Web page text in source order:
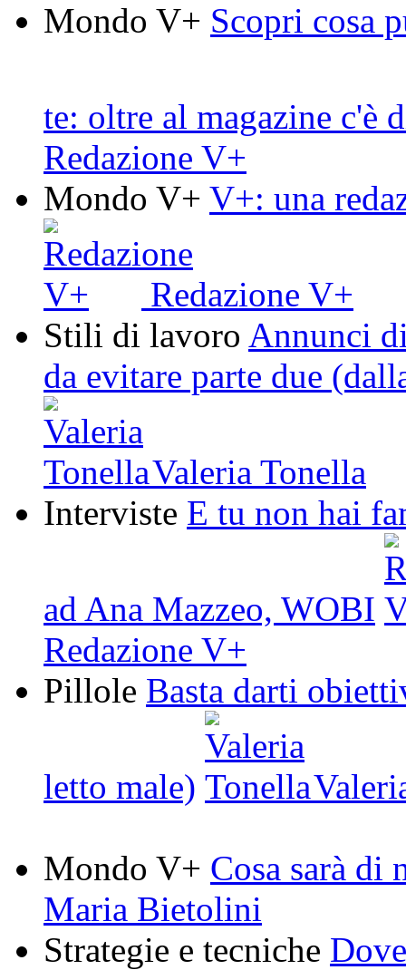
Mondo V+ Scopri cosa
te: oltre al magazine c'è
Redazione V+
Mondo V+ V+: una
Redazione V+
Stili di lavoro Annunci
da evitare parte due
Valeria Tonella
Interviste E tu non hai
ad Ana Mazzeo, WOBI
Redazione V+
Pillole Basta darti
letto male)
Mondo V+ Cosa sarà di
Maria Bietolini
Strategie e tecniche